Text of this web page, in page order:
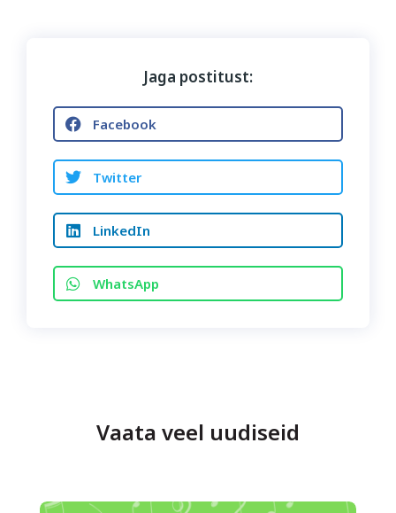
Jaga postitust:
Facebook
Twitter
LinkedIn
WhatsApp
Vaata veel uudiseid